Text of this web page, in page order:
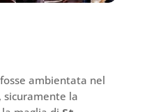
ambientata nel
sicuramente la